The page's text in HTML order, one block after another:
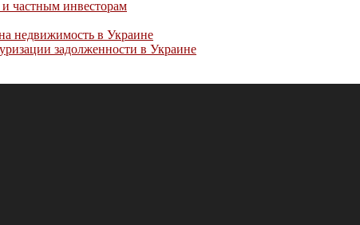
и частным инвесторам
недвижимость в Украине
задолженности в Украине